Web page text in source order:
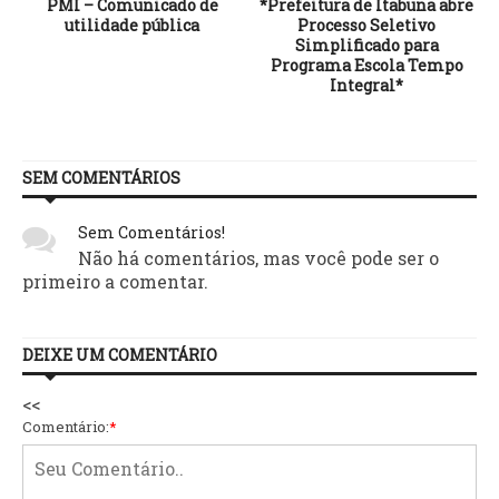
PMI – Comunicado de
utilidade pública
*Prefeitura de Itabuna abre
Processo Seletivo
Simplificado para
Programa Escola Tempo
Integral*
SEM COMENTÁRIOS
Sem Comentários!
Não há comentários, mas você pode ser o
primeiro a comentar.
DEIXE UM COMENTÁRIO
<<
Comentário:*